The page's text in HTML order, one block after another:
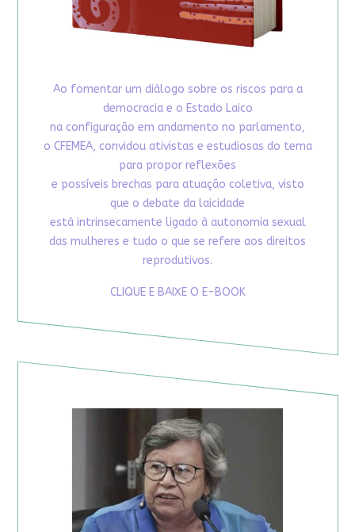
Ao fomentar um diálogo sobre os riscos para a
democracia e o Estado Laico
na configuração em andamento no parlamento,
o CFEMEA, convidou ativistas e estudiosas do tema
para propor reflexões
e possíveis brechas para atuação coletiva, visto
que o debate da laicidade
está intrinsecamente ligado à autonomia sexual
das mulheres e tudo o que se refere aos direitos
reprodutivos.
CLIQUE E BAIXE O E-BOOK